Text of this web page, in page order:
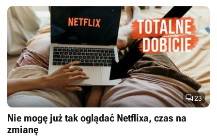
23
Nie mogę już tak oglądać Netflixa, czas na
zmianę